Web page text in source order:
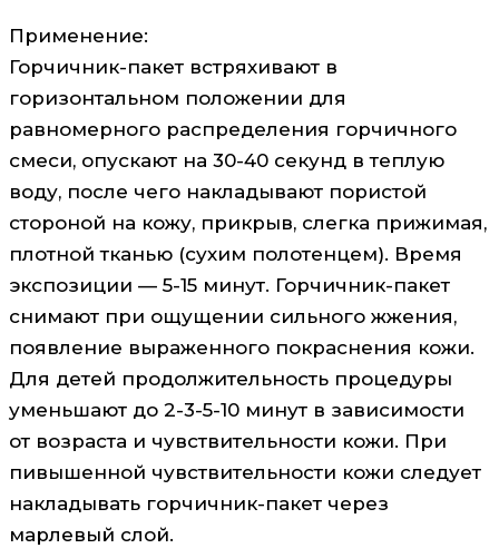
Применение:
Горчичник-пакет встряхивают в
горизонтальном положении для
равномерного распределения горчичного
смеси, опускают на 30-40 секунд в теплую
воду, после чего накладывают пористой
стороной на кожу, прикрыв, слегка прижимая,
плотной тканью (сухим полотенцем). Время
экспозиции — 5-15 минут. Горчичник-пакет
снимают при ощущении сильного жжения,
появление выраженного покраснения кожи.
Для детей продолжительность процедуры
уменьшают до 2-3-5-10 минут в зависимости
от возраста и чувствительности кожи. При
пивышенной чувствительности кожи следует
накладывать горчичник-пакет через
марлевый слой.